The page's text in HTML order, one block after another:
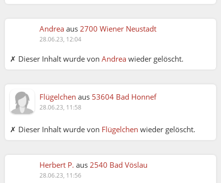
Andrea aus 2700 Wiener Neustadt
28.06.23, 12:04
✗ Dieser Inhalt wurde von Andrea wieder gelöscht.
Flügelchen aus 53604 Bad Honnef
28.06.23, 11:58
✗ Dieser Inhalt wurde von Flügelchen wieder gelöscht.
Herbert P. aus 2540 Bad Vöslau
28.06.23, 11:56
Andrea: